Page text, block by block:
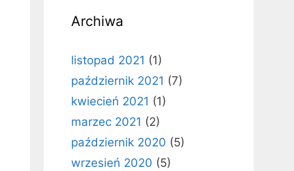
Archiwa
listopad 2021 (1)
październik 2021 (7)
kwiecień 2021 (1)
marzec 2021 (2)
październik 2020 (5)
wrzesień 2020 (5)